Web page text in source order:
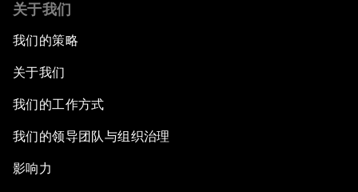
关于我们
我们的策略
关于我们
我们的工作方式
我们的领导团队与组织治理
影响力